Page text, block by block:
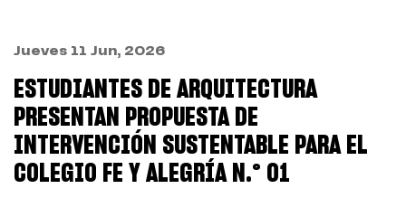
Jueves 11 Jun, 2026
ESTUDIANTES DE ARQUITECTURA
PRESENTAN PROPUESTA DE
INTERVENCIÓN SUSTENTABLE PARA EL
COLEGIO FE Y ALEGRÍA N.° 01